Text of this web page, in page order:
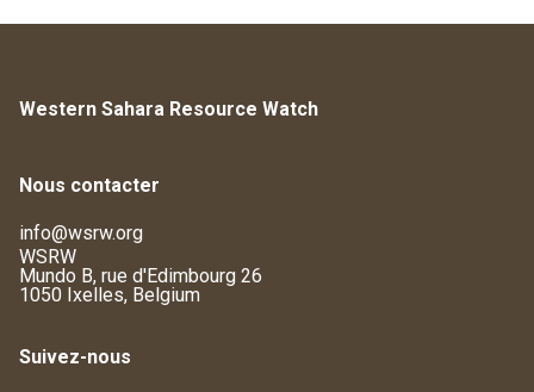
Western Sahara Resource Watch
Nous contacter
info@wsrw.org
WSRW
Mundo B, rue d'Edimbourg 26
1050 Ixelles, Belgium
Suivez-nous